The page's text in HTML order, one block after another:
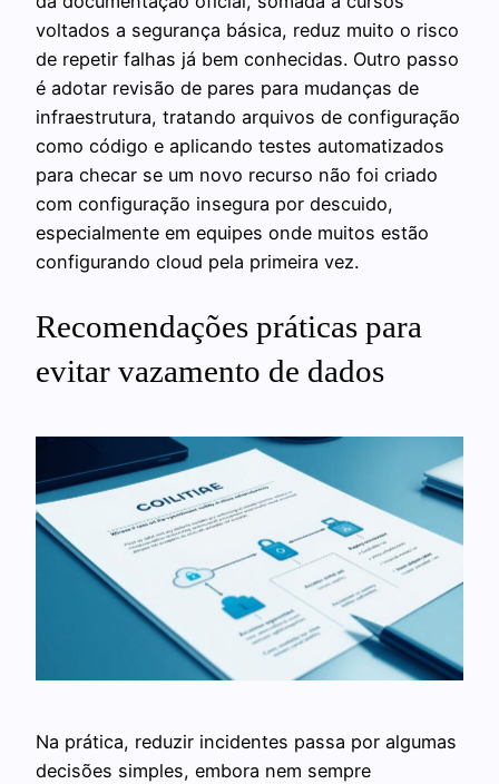
voltados a segurança básica, reduz muito o risco
de repetir falhas já bem conhecidas. Outro passo
é adotar revisão de pares para mudanças de
infraestrutura, tratando arquivos de configuração
como código e aplicando testes automatizados
para checar se um novo recurso não foi criado
com configuração insegura por descuido,
especialmente em equipes onde muitos estão
configurando cloud pela primeira vez.
Recomendações práticas para
evitar vazamento de dados
Na prática, reduzir incidentes passa por algumas
decisões simples, embora nem sempre